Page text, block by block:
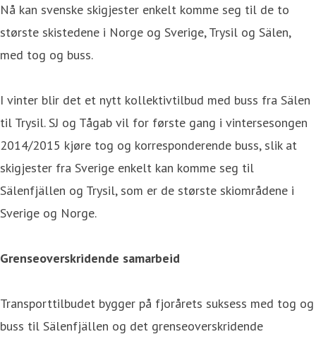
Nå kan svenske skigjester enkelt komme seg til de to
største skistedene i Norge og Sverige, Trysil og Sälen,
med tog og buss.
I vinter blir det et nytt kollektivtilbud med buss fra Sälen
til Trysil. SJ og Tågab vil for første gang i vintersesongen
2014/2015 kjøre tog og korresponderende buss, slik at
skigjester fra Sverige enkelt kan komme seg til
Sälenfjällen og Trysil, som er de største skiområdene i
Sverige og Norge.
Grenseoverskridende samarbeid
Transporttilbudet bygger på fjorårets suksess med tog og
buss til Sälenfjällen og det grenseoverskridende